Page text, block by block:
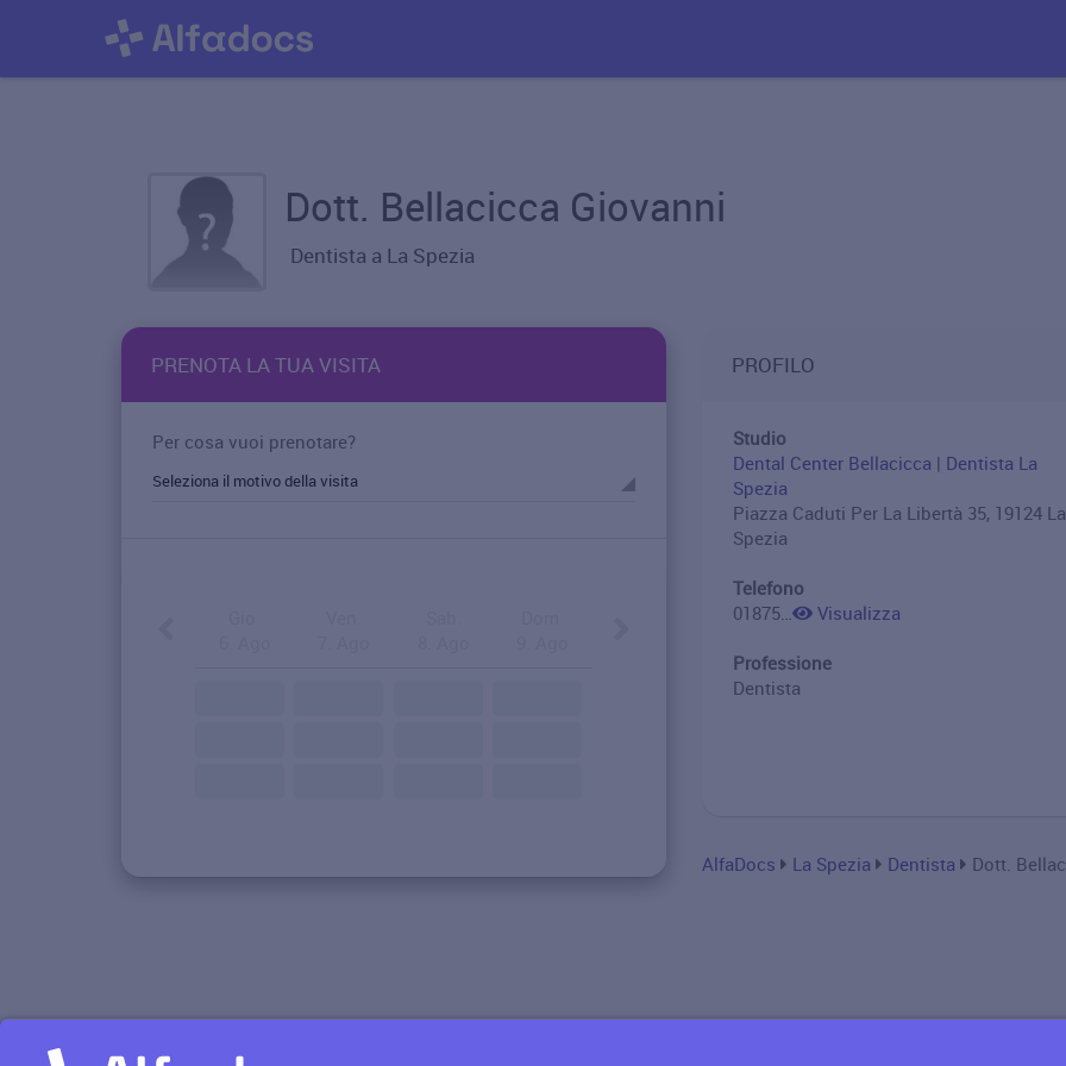
Dott. Bellacicca Giovanni
Dentista a La Spezia
PRENOTA LA TUA VISITA
Per cosa vuoi prenotare?
PROFILO
Studio
Dental Center Bellacicca | Dentista La
Spezia
Piazza Caduti Per La Libertà 35, 19124 La
Spezia
Telefono
0187524787
Visualizza
Professione
Dentista
AlfaDocs La Spezia Dentista Dott.